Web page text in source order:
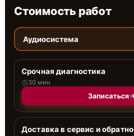
Стоимость работ
Аудиосистема
Срочная диагностика
30 мин
Записаться
Доставка в сервис и обратно